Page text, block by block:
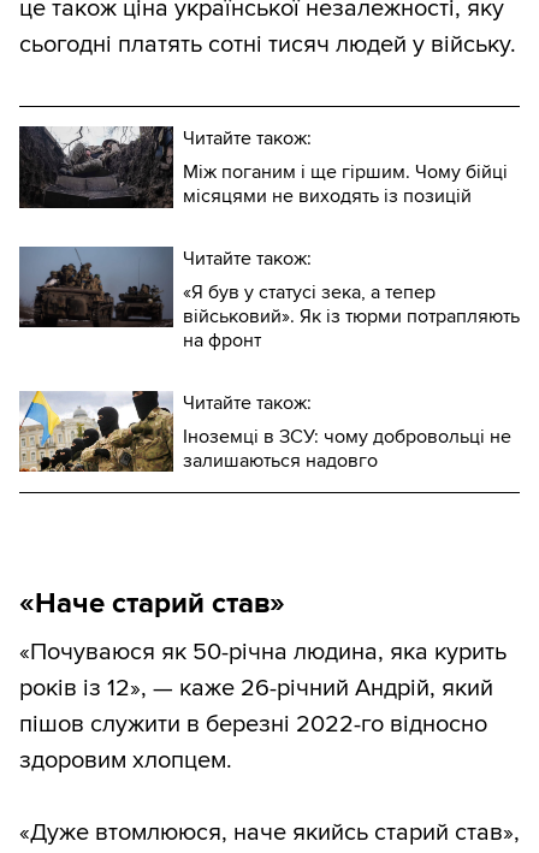
це також ціна української незалежності, яку
сьогодні платять сотні тисяч людей у війську.
Читайте також:
Між поганим і ще гіршим. Чому бійці
місяцями не виходять із позицій
Читайте також:
«Я був у статусі зека, а тепер
військовий». Як із тюрми потрапляють
на фронт
Читайте також:
Іноземці в ЗСУ: чому добровольці не
залишаються надовго
«Наче старий став»
«Почуваюся як 50-річна людина, яка курить
років із 12», — каже 26-річний Андрій, який
пішов служити в березні 2022-го відносно
здоровим хлопцем.
«Дуже втомлююся, наче якийсь старий став»,